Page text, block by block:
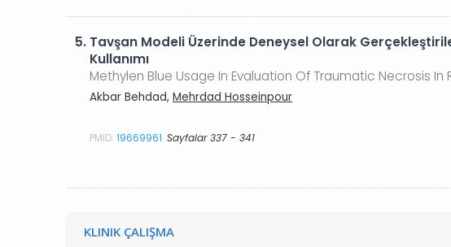
5. Tavşan Modeli Üzerinde Deneysel Olarak
Kullanımı
Methylen Blue Usage In Evaluation Of Traumatic Necrosis In
Akbar Behdad,Mehrdad Hosseinpour
PMID:19669961 Sayfalar 337 - 341
KLINIK ÇALIŞMA